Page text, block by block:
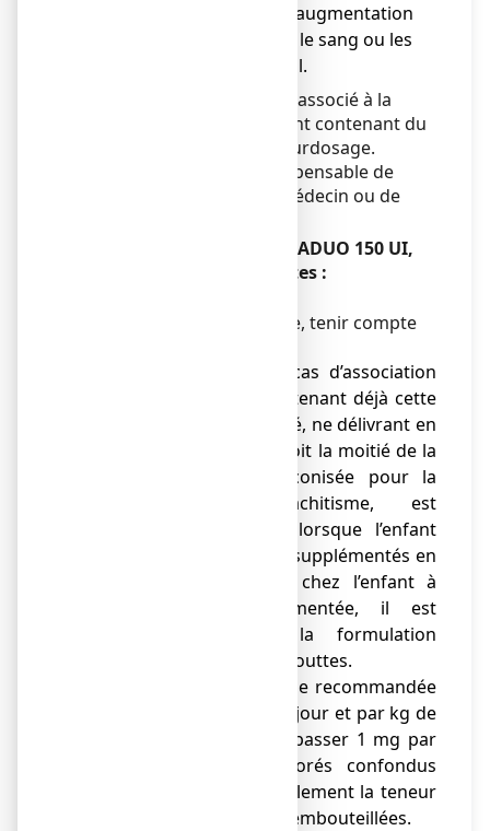
● si vous présentez une augmentation
du taux de calcium dans le sang ou les
urines, ou un calcul rénal.
Ce produit ne doit pas être associé à la
prise d’un autre médicament contenant du
fluor du fait du risque de surdosage.
En cas de doute, il est indispensable de
demander l’avis de votre médecin ou de
Faites attention avec ZYMADUO 150 UI,
solution buvable en gouttes :
Afin d’éviter tout surdosage, tenir compte
en cas d’association
avec un traitement contenant déjà cette
vitamine. Cette spécialité, ne délivrant en
4 gouttes que 600 UI, soit la moitié de la
dose quotidienne préconisée pour la
prévention du rachitisme, est
parfaitement adaptée lorsque l’enfant
est nourri par des laits supplémentés en
vitamine D. Toutefois, chez l’enfant à
peau fortement pigmentée, il est
préférable d’utiliser la formulation
délivrant 1 200 UI en 4 gouttes.
: La posologie recommandée
est de 0,05 mg de fluor/jour et par kg de
poids corporel sans dépasser 1 mg par
jour tous apports fluorés confondus
Prendre en compte également la teneur
en fluor certaines eaux embouteillées.